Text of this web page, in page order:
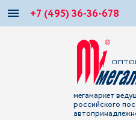
+7 (495) 36-36-678
мегамаркет
российского